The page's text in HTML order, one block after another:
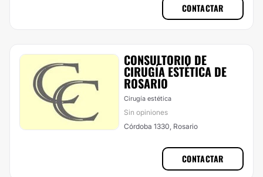
CONTACTAR
CONSULTORIO DE
CIRUGÍA ESTÉTICA DE
ROSARIO
Cirugía estética
Sin opiniones
Córdoba 1330, Rosario
CONTACTAR